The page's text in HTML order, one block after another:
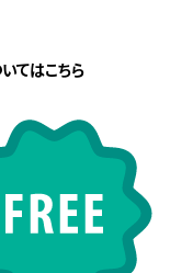
てはこちら